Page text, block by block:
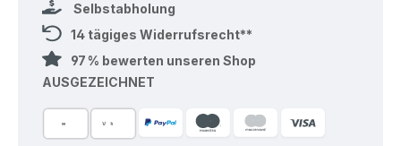
Selbstabholung
14 tägiges Widerrufsrecht**
97 % bewerten unseren Shop
AUSGEZEICHNET